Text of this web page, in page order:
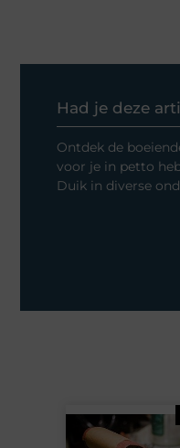
Had je deze
Ontdek de
voor je in petto
Duik in diverse